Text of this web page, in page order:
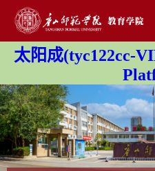
太阳成(tyc122cc-